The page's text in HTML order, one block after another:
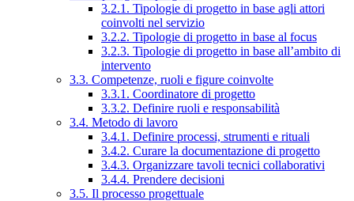
3.2.1. Tipologie di progetto in base agli attori
coinvolti nel servizio
3.2.2. Tipologie di progetto in base al focus
3.2.3. Tipologie di progetto in base all’ambito di
intervento
3.3. Competenze, ruoli e figure coinvolte
3.3.1. Coordinatore di progetto
3.3.2. Definire ruoli e responsabilità
3.4. Metodo di lavoro
3.4.1. Definire processi, strumenti e rituali
3.4.2. Curare la documentazione di progetto
3.4.3. Organizzare tavoli tecnici collaborativi
3.4.4. Prendere decisioni
3.5. Il processo progettuale